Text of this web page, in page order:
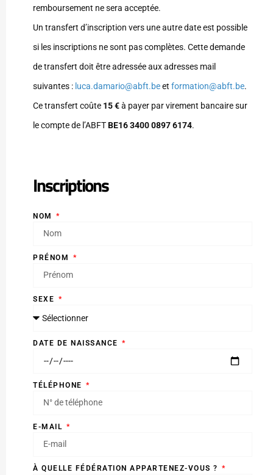
remboursement ne sera acceptée.
Un transfert d’inscription vers une autre date est possible
si les inscriptions ne sont pas complètes. Cette demande
de transfert doit être adressée aux adresses mail
suivantes : luca.damario@abft.beet formation@abft.be.
Ce transfert coûte 15 €à payer par virement bancaire sur
le compte de l’ABFTBE16 3400 0897 6174.
Inscriptions
NOM
PRÉNOM
SEXE
DATE DE NAISSANCE
TÉLÉPHONE
E-MAIL
À QUELLE FÉDÉRATION APPARTENEZ-VOUS ?